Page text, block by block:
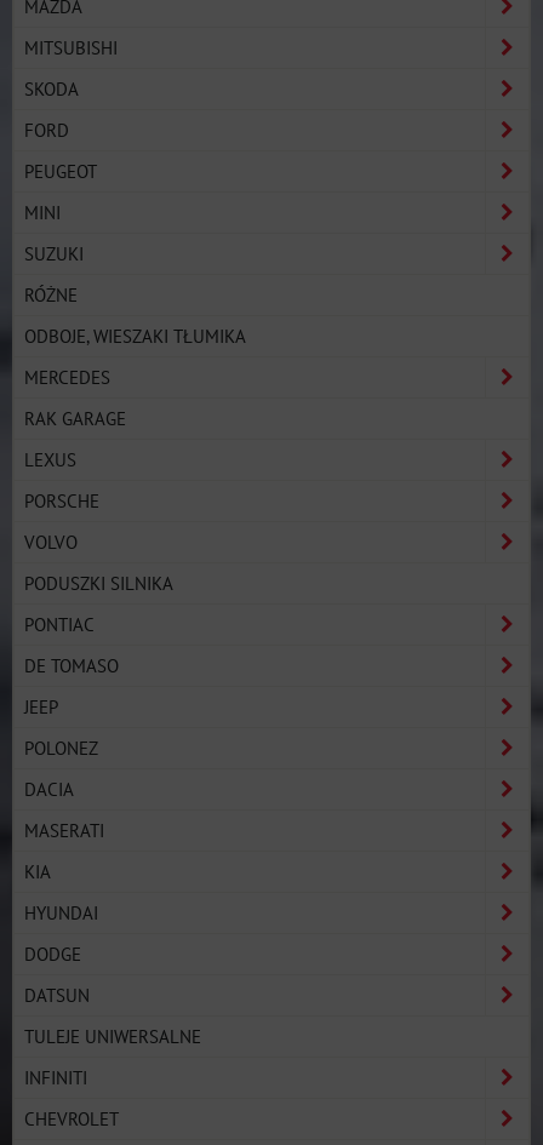
MAZDA
MITSUBISHI
SKODA
FORD
PEUGEOT
MINI
SUZUKI
RÓŻNE
ODBOJE, WIESZAKI TŁUMIKA
MERCEDES
RAK GARAGE
LEXUS
PORSCHE
VOLVO
PODUSZKI SILNIKA
PONTIAC
DE TOMASO
JEEP
POLONEZ
DACIA
MASERATI
KIA
HYUNDAI
DODGE
DATSUN
TULEJE UNIWERSALNE
INFINITI
CHEVROLET